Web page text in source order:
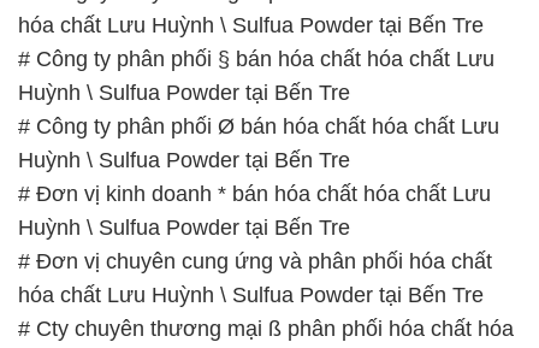
hóa chất Lưu Huỳnh \ Sulfua Powder tại Bến Tre
# Công ty phân phối § bán hóa chất hóa chất Lưu
Huỳnh \ Sulfua Powder tại Bến Tre
# Công ty phân phối Ø bán hóa chất hóa chất Lưu
Huỳnh \ Sulfua Powder tại Bến Tre
# Đơn vị kinh doanh * bán hóa chất hóa chất Lưu
Huỳnh \ Sulfua Powder tại Bến Tre
# Đơn vị chuyên cung ứng và phân phối hóa chất
hóa chất Lưu Huỳnh \ Sulfua Powder tại Bến Tre
# Cty chuyên thương mại ß phân phối hóa chất hóa